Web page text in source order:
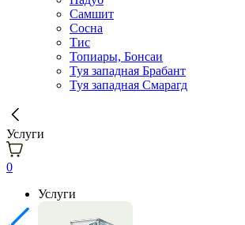
Самшит
Сосна
Тис
Топиары, Бонсаи
Туя западная Брабант
Туя западная Смарагд
Услуги
0
Услуги